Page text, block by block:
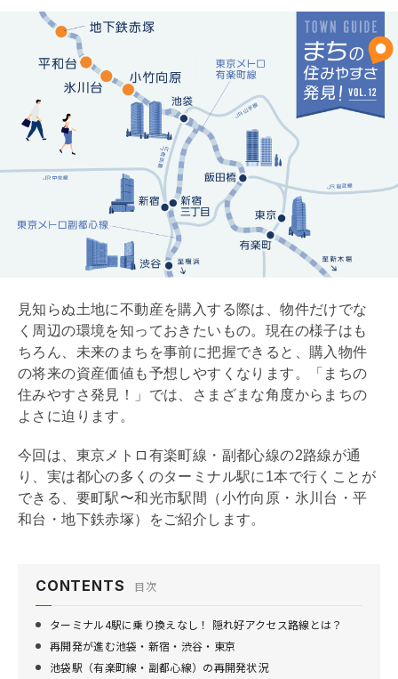
7/9 小竹向原・氷川台・平和台・地下鉄赤塚の基本情報
8/9 現在のまちの様子※2021年4月時点
9/9 今後も有楽町線・副都心線は人気路線
見知らぬ土地に不動産を購入する際は、物件だけでな
く周辺の環境を知っておきたいもの。現在の様子はも
ちろん、未来のまちを事前に把握できると、購入物件
の将来の資産価値も予想しやすくなります。「まちの
住みやすさ発見！」では、さまざまな角度からまちの
よさに迫ります。
今回は、東京メトロ有楽町線・副都心線の2路線が通
り、実は都心の多くのターミナル駅に1本で行くことが
できる、要町駅〜和光市駅間（小竹向原・氷川台・平
和台・地下鉄赤塚）をご紹介します。
CONTENTS 目次
ターミナル4駅に乗り換えなし！ 隠れ好アクセス路線とは？
再開発が進む池袋・新宿・渋谷・東京
池袋駅（有楽町線・副都心線）の再開発状況